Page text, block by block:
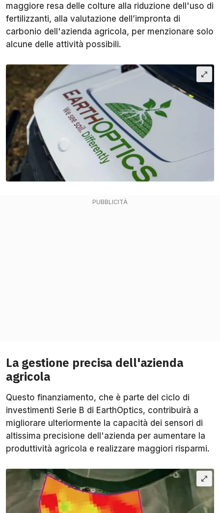
maggiore resa delle colture alla riduzione dell'uso di
fertilizzanti, alla valutazione dell’impronta di
carbonio dell'azienda agricola, per menzionare solo
alcune delle attività possibili.
La gestione precisa dell'azienda
agricola
Questo finanziamento, che è parte del ciclo di
investimenti Serie B di EarthOptics, contribuirà a
migliorare ulteriormente la capacità dei sensori di
altissima precisione dell'azienda per aumentare la
produttività agricola e realizzare maggiori risparmi.